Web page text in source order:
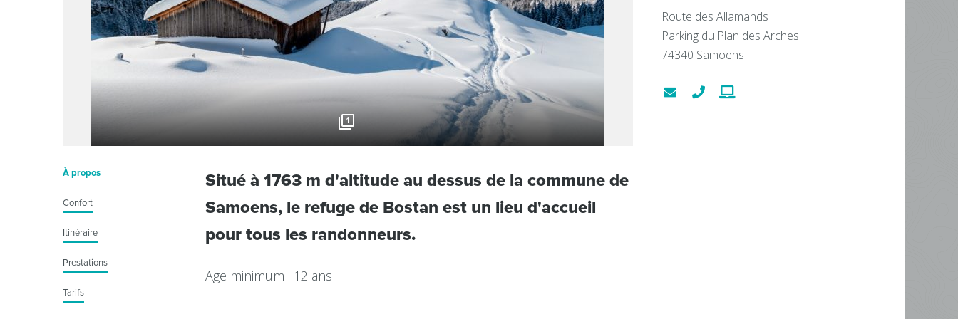
1
À propos
Confort
Itinéraire
Prestations
Tarifs
Situé à 1763 m d'altitude au dessus de la commune de
Samoens, le refuge de Bostan est un lieu d'accueil
pour tous les randonneurs.
Age minimum : 12 ans
Route des Allamands
Parking du Plan des Arches
74340 Samoëns